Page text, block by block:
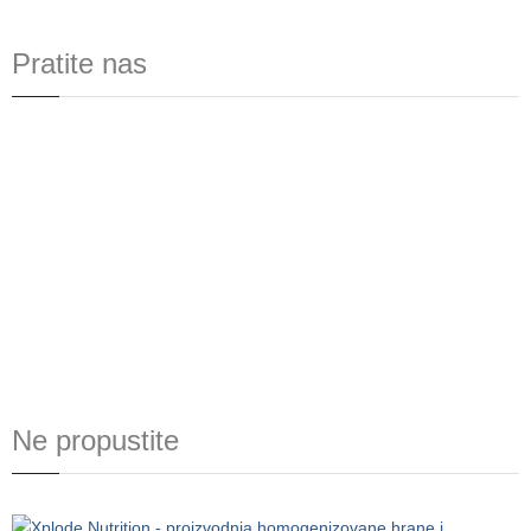
Pratite nas
Ne propustite